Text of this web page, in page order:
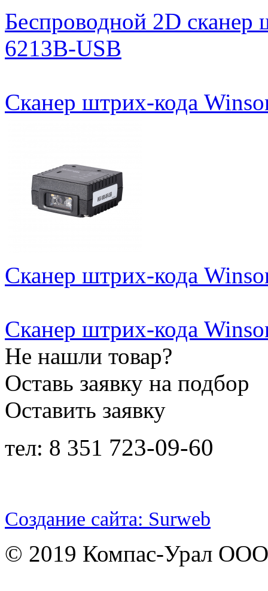
Беспроводной 2D
6213B-USB
Сканер штрих-кода
Сканер штрих-кода
Сканер штрих-кода
Не нашли товар?
Оставь заявку на подбор
Оставить заявку
тел: 8 351 723-09-60
Создание сайта: Surweb
© 2019 Компас-Урал